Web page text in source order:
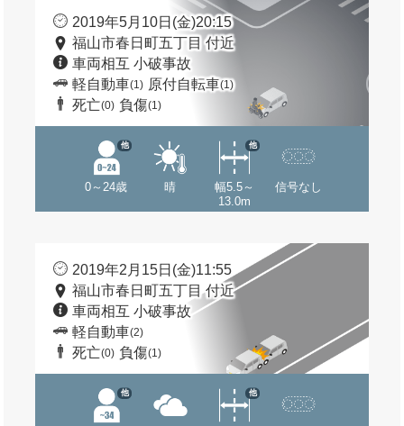
2019年5月10日(金)20:15
福山市春日町五丁目 付近
車両相互 小破事故
軽自動車(1) 原付自転車(1)
死亡(0) 負傷(1)
0～24歳
他
晴
幅5.5～
13.0m
他
信号なし
2019年2月15日(金)11:55
福山市春日町五丁目 付近
車両相互 小破事故
軽自動車(2)
死亡(0) 負傷(1)
他 他